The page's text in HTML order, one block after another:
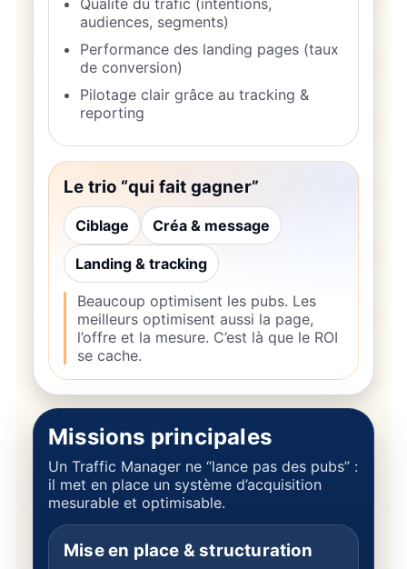
Qualité du trafic (intentions,
audiences, segments)
Performance des landing pages (taux
de conversion)
Pilotage clair grâce au tracking &
reporting
Le trio “qui fait gagner”
Ciblage Créa & message
Landing & tracking
Beaucoup optimisent les pubs. Les
meilleurs optimisent aussi la page,
l’offre et la mesure. C’est là que le ROI
se cache.
Missions principales
Un Traffic Manager ne “lance pas des pubs” :
il met en place un système d’acquisition
mesurable et optimisable.
Mise en place & structuration